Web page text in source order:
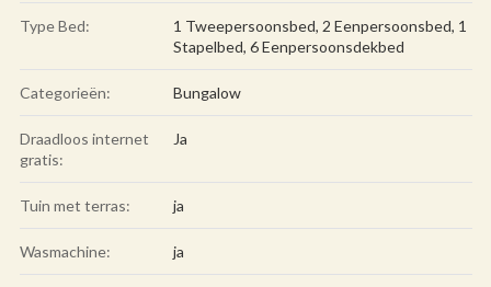
Type Bed:
1 Tweepersoonsbed, 2 Eenpersoonsbed, 1
Stapelbed, 6 Eenpersoonsdekbed
Categorieën: Bungalow
Draadloos internet
gratis:
Ja
Tuin met terras: ja
Wasmachine: ja